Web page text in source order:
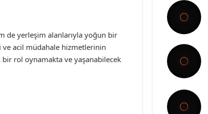
de yerleşim alanlarıyla yoğun bir
ve acil müdahale hizmetlerinin
rol oynamakta ve yaşanabilecek